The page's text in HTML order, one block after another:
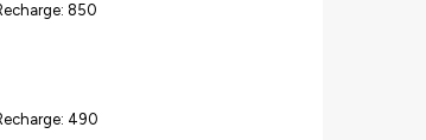
850
490